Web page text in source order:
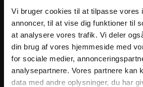
Vi bruger cookies til at tilpasse vores
annoncer, til at vise dig funktioner til
at analysere vores trafik. Vi deler
din brug af vores hjemmeside med
for sociale medier,
analysepartnere. Vores partnere kan
data med andre oplysninger, du har
ATHENA OIL FILTER
29kr.
inkl. moms